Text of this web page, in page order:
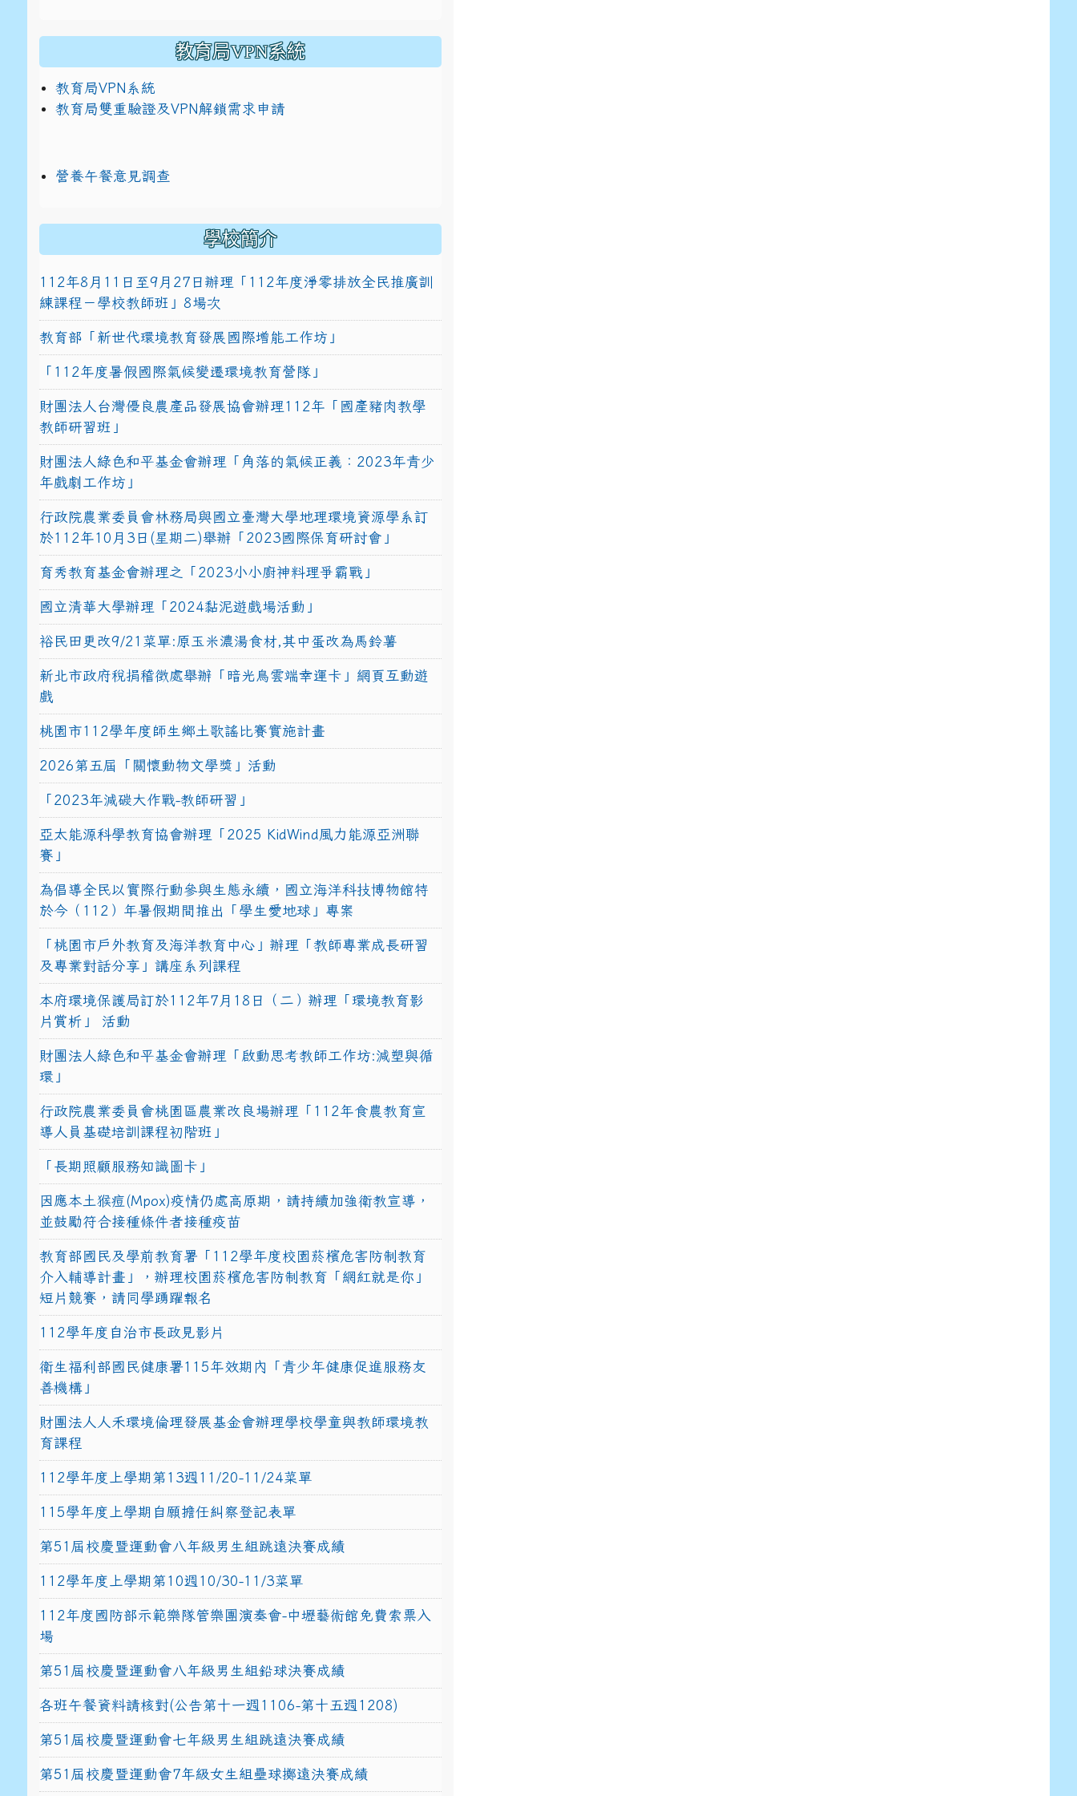
教育局VPN系統
教育局VPN系統
教育局雙重驗證及VPN解鎖需求申請
營養午餐意見調查
學校簡介
112年8月11日至9月27日辦理「112年度淨零排放全民推廣訓
練課程－學校教師班」8場次
教育部「新世代環境教育發展國際增能工作坊」
「112年度暑假國際氣候變遷環境教育營隊」
財團法人台灣優良農產品發展協會辦理112年「國產豬肉教學
教師研習班」
財團法人綠色和平基金會辦理「角落的氣候正義：2023年青少
年戲劇工作坊」
行政院農業委員會林務局與國立臺灣大學地理環境資源學系訂
於112年10月3日(星期二)舉辦「2023國際保育研討會」
育秀教育基金會辦理之「2023小小廚神料理爭霸戰」
國立清華大學辦理「2024黏泥遊戲場活動」
裕民田更改9/21菜單:原玉米濃湯食材,其中蛋改為馬鈴薯
新北市政府稅捐稽徵處舉辦「暗光鳥雲端幸運卡」網頁互動遊
戲
桃園市112學年度師生鄉土歌謠比賽實施計畫
2026第五屆「關懷動物文學獎」活動
「2023年減碳大作戰-教師研習」
亞太能源科學教育協會辦理「2025 KidWind風力能源亞洲聯
賽」
為倡導全民以實際行動參與生態永續，國立海洋科技博物館特
於今（112）年暑假期間推出「學生愛地球」專案
「桃園市戶外教育及海洋教育中心」辦理「教師專業成長研習
及專業對話分享」講座系列課程
本府環境保護局訂於112年7月18日（二）辦理「環境教育影
片賞析」 活動
財團法人綠色和平基金會辦理「啟動思考教師工作坊:減塑與循
環」
行政院農業委員會桃園區農業改良場辦理「112年食農教育宣
導人員基礎培訓課程初階班」
「長期照顧服務知識圖卡」
因應本土猴痘(Mpox)疫情仍處高原期，請持續加強衛教宣導，
並鼓勵符合接種條件者接種疫苗
教育部國民及學前教育署「112學年度校園菸檳危害防制教育
介入輔導計畫」，辦理校園菸檳危害防制教育「網紅就是你」
短片競賽，請同學踴躍報名
112學年度自治市長政見影片
衛生福利部國民健康署115年效期內「青少年健康促進服務友
善機構」
財團法人人禾環境倫理發展基金會辦理學校學童與教師環境教
育課程
112學年度上學期第13週11/20-11/24菜單
115學年度上學期自願擔任糾察登記表單
第51屆校慶暨運動會八年級男生組跳遠決賽成績
112學年度上學期第10週10/30-11/3菜單
112年度國防部示範樂隊管樂團演奏會-中壢藝術館免費索票入
場
第51屆校慶暨運動會八年級男生組鉛球決賽成績
各班午餐資料請核對(公告第十一週1106-第十五週1208)
第51屆校慶暨運動會七年級男生組跳遠決賽成績
第51屆校慶暨運動會7年級女生組壘球擲遠決賽成績